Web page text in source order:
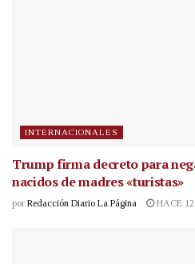
INTERNACIONALES
Trump firma decreto para
nacidos de madres «turistas»
por Redacción Diario La Página HACE 12